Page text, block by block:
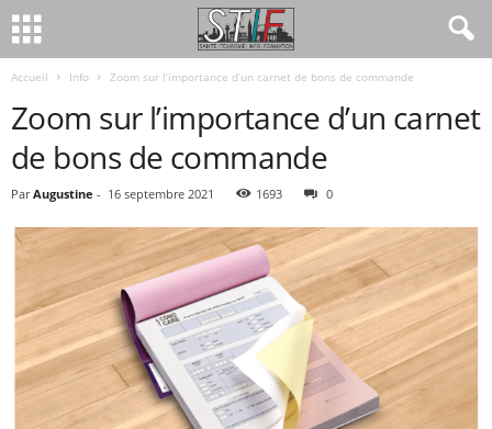
Accueil Info Zoom sur l’importance d’un carnet de bons de commande
Zoom sur l’importance d’un carnet
de bons de commande
Par Augustine - 16 septembre 2021 1693 0